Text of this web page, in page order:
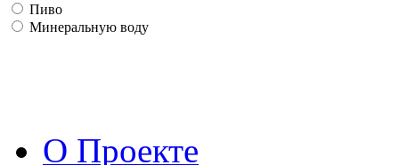
Пиво
Минеральную воду
О Проекте